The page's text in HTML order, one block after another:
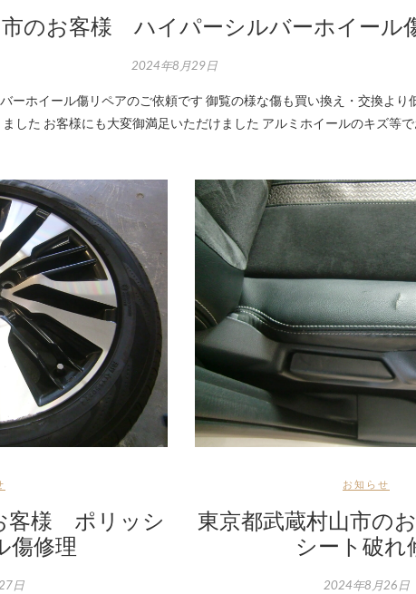
のお客様 ハイパーシルバーホイール
2024年8月29日
した お客様にも大変御満足いただけました アルミホイールのキズ等
客様 ポリッシ
傷修理
日
お知らせ
東京都武蔵村山市の
シート破れ
2024年8月26日